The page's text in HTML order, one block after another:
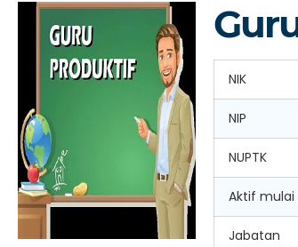
NIK
NIP
NUPTK
Aktif mulai
Jabatan